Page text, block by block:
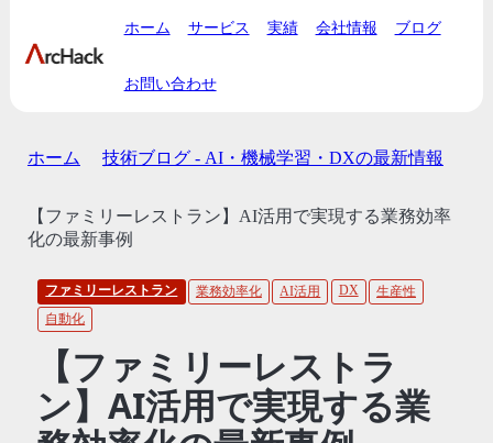
ホーム サービス 実績 会社情報 ブログ
お問い合わせ
ホーム 技術ブログ - AI・機械学習・DXの最新情報
【ファミリーレストラン】AI活用で実現する業務効率
化の最新事例
ファミリーレストラン 業務効率化 AI活用 DX
生産性
自動化
【ファミリーレストラ
ン】AI活用で実現する業